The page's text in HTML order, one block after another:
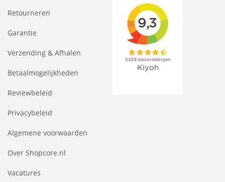
Retourneren
Garantie
Verzending & Afhalen
Betaalmogelijkheden
Reviewbeleid
Privacybeleid
Algemene voorwaarden
Over Shopcore.nl
Vacatures